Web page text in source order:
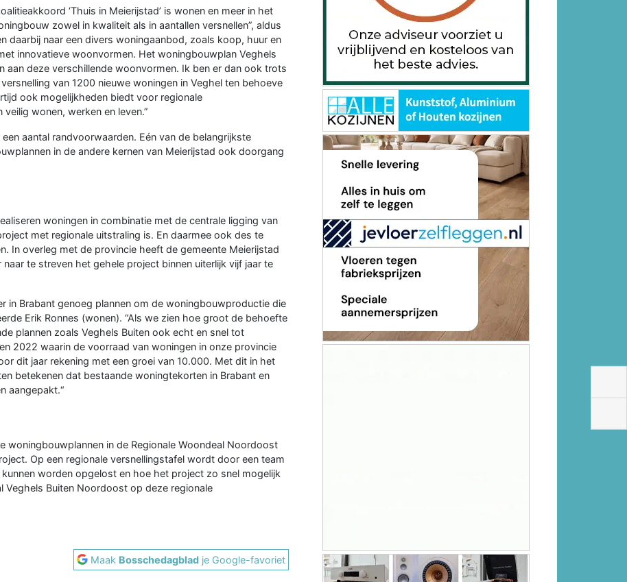
‘Thuis in Meierijstad’ is wonen en meer in het
zowel in kwaliteit als in aantallen versnellen”, aldus
daarbij naar een divers woningaanbod, zoals koop, huur en
innovatieve woonvormen. Het woningbouwplan Veghels
aan deze verschillende woonvormen. Ik ben er dan ook trots
van 1200 nieuwe woningen in Veghel ten behoeve
ook mogelijkheden biedt voor regionale
wonen, werken en leven.”
aantal randvoorwaarden. Eén van de belangrijkste
in de andere kernen van Meierijstad ook doorgang
woningen in combinatie met de centrale ligging van
met regionale uitstraling is. En daarmee ook des te
In overleg met de provincie heeft de gemeente Meierijstad
te streven het gehele project binnen uiterlijk vijf jaar te
in Brabant genoeg plannen om de woningbouwproductie die
Erik Ronnes (wonen). “Als we zien hoe groot de behoefte
plannen zoals Veghels Buiten ook echt en snel tot
2022 waarin de voorraad van woningen in onze provincie
dit jaar rekening met een groei van 10.000. Met dit in het
betekenen dat bestaande woningtekorten in Brabant en
aangepakt.“
woningbouwplannen in de Regionale Woondeal Noordoost
Op een regionale versnellingstafel wordt door een team
worden opgelost en hoe het project zo snel mogelijk
Veghels Buiten Noordoost op deze regionale
Maak Bosschedagblad je Google-favoriet